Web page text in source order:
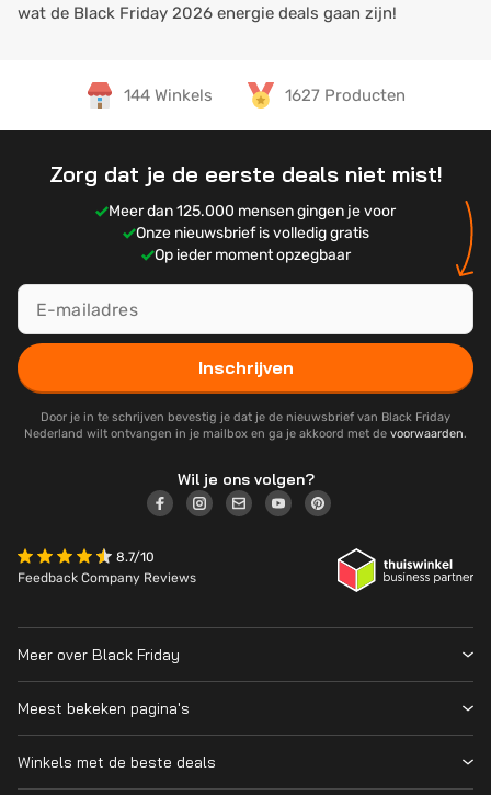
wat de Black Friday 2026 energie deals gaan zijn!
144 Winkels 1627 Producten
Zorg dat je de eerste deals niet mist!
Meer dan 125.000 mensen gingen je voor
Onze nieuwsbrief is volledig gratis
Op ieder moment opzegbaar
Inschrijven
Door je in te schrijven bevestig je dat je de nieuwsbrief van Black Friday
Nederland wilt ontvangen in je mailbox en ga je akkoord met de voorwaarden.
Wil je ons volgen?
8.7/10
Feedback Company Reviews
Meer over Black Friday
Wanneer is Black Friday?
Cyber Monday 2026
Over ons
Meest bekeken pagina's
Winkels met de beste deals